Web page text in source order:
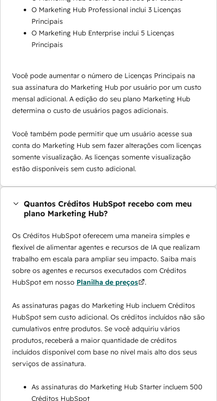
O Marketing Hub Professional inclui 3 Licenças
Principais
O Marketing Hub Enterprise inclui 5 Licenças
Principais
Você pode aumentar o número de Licenças Principais na
sua assinatura do Marketing Hub por usuário por um custo
mensal adicional. A edição do seu plano Marketing Hub
determina o custo de usuários pagos adicionais.
Você também pode permitir que um usuário acesse sua
conta do Marketing Hub sem fazer alterações com licenças
somente visualização. As licenças somente visualização
estão disponíveis sem custo adicional.
Quantos Créditos HubSpot recebo com meu
plano Marketing Hub?
Os Créditos HubSpot oferecem uma maneira simples e
flexível de alimentar agentes e recursos de IA que realizam
trabalho em escala para ampliar seu impacto. Saiba mais
sobre os agentes e recursos executados com Créditos
HubSpot em nosso Planilha de preços .
As assinaturas pagas do Marketing Hub incluem Créditos
HubSpot sem custo adicional. Os créditos incluídos não são
cumulativos entre produtos. Se você adquiriu vários
produtos, receberá a maior quantidade de créditos
incluídos disponível com base no nível mais alto dos seus
serviços de assinatura.
As assinaturas do Marketing Hub Starter incluem 500
Créditos HubSpot